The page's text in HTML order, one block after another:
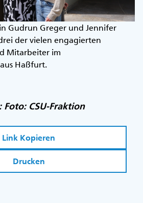
Gudrun Greger und Jennifer
der vielen engagierten
Mitarbeiter im
Haßfurt.
CSU-Fraktion
Link Kopieren
Drucken